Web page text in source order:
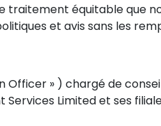
équitable que
et avis sans les
Officer » ) chargé de
Limited et ses